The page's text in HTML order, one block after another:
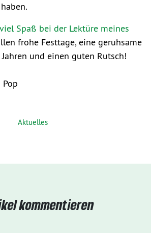
Spaß bei der Lektüre meines
frohe Festtage, eine geruhsame
und einen guten Rutsch!
Aktuelles
kommentieren